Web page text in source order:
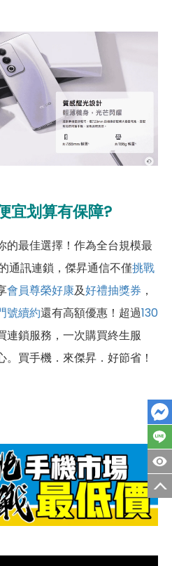
宜划算有保障?
的最佳選擇！作為全台規模最
通訊連鎖，傑昇通信不僅挑戰
會員尊榮好康及好禮抽獎券 ，
號續約還有高額優惠！超過130
連鎖服務，一次購買終生服
買手機．來傑昇．好節省！